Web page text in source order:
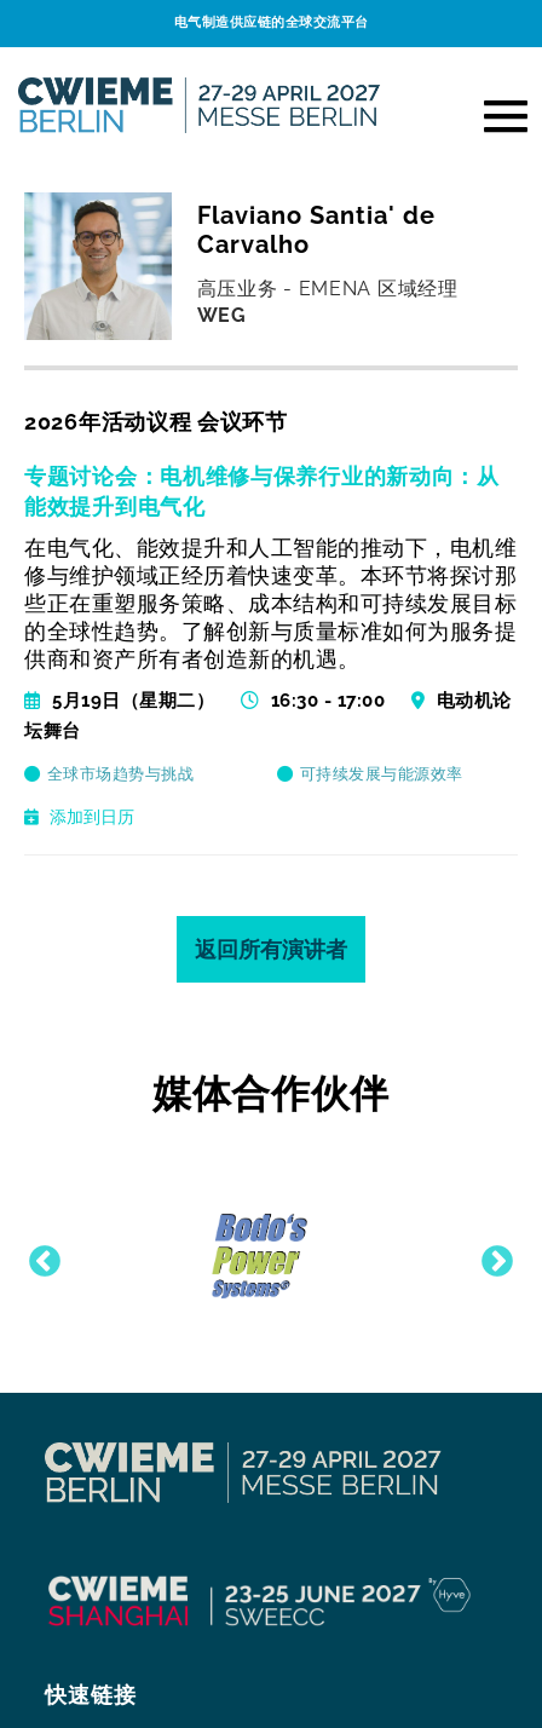
电气制造供应链的全球交流平台
Flaviano Santia' de
Carvalho
高压业务 - EMENA 区域经理
WEG
2026年活动议程 会议环节
专题讨论会：电机维修与保养行业的新动向：从
能效提升到电气化
在电气化、能效提升和人工智能的推动下，电机维
修与维护领域正经历着快速变革。本环节将探讨那
些正在重塑服务策略、成本结构和可持续发展目标
的全球性趋势。了解创新与质量标准如何为服务提
供商和资产所有者创造新的机遇。
5月19日（星期二） 16:30 - 17:00
电动机论
坛舞台
全球市场趋势与挑战 可持续发展与能源效率
添加到日历
返回所有演讲者
媒体合作伙伴
快速链接